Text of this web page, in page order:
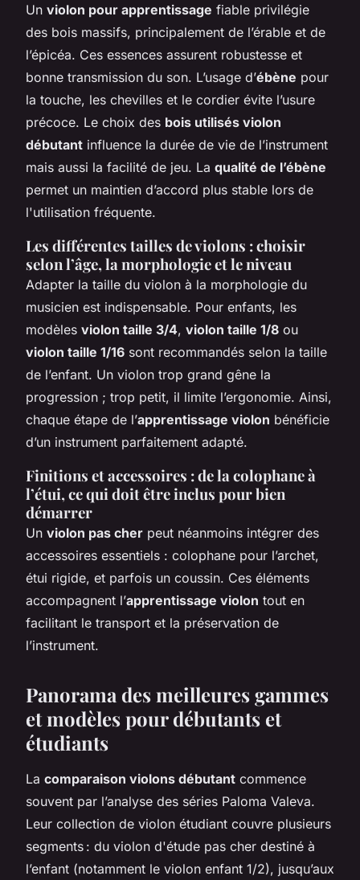
Un violon pour apprentissage fiable privilégie
des bois massifs, principalement de l’érable et de
l’épicéa. Ces essences assurent robustesse et
bonne transmission du son. L’usage d’ébène pour
la touche, les chevilles et le cordier évite l’usure
précoce. Le choix des bois utilisés violon
débutant influence la durée de vie de l’instrument
mais aussi la facilité de jeu. La qualité de l’ébène
permet un maintien d’accord plus stable lors de
l'utilisation fréquente.
Les différentes tailles de violons : choisir
selon l’âge, la morphologie et le niveau
Adapter la taille du violon à la morphologie du
musicien est indispensable. Pour enfants, les
modèles violon taille 3/4, violon taille 1/8 ou
violon taille 1/16 sont recommandés selon la taille
de l’enfant. Un violon trop grand gêne la
progression ; trop petit, il limite l’ergonomie. Ainsi,
chaque étape de l’apprentissage violon bénéficie
d’un instrument parfaitement adapté.
Finitions et accessoires : de la colophane à
l’étui, ce qui doit être inclus pour bien
démarrer
Un violon pas cher peut néanmoins intégrer des
accessoires essentiels : colophane pour l’archet,
étui rigide, et parfois un coussin. Ces éléments
accompagnent l’apprentissage violon tout en
facilitant le transport et la préservation de
l’instrument.
Panorama des meilleures gammes
et modèles pour débutants et
étudiants
La comparaison violons débutant commence
souvent par l’analyse des séries Paloma Valeva.
Leur collection de violon étudiant couvre plusieurs
segments : du violon d'étude pas cher destiné à
l’enfant (notamment le violon enfant 1/2), jusqu’aux